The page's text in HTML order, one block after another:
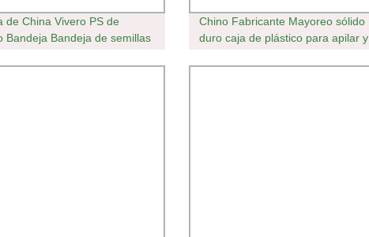
de China Vivero PS de
Bandeja Bandeja de semillas
de 1.1mm enchufe
Chino Fabricante Mayoreo sólido
duro caja de plástico para apilar y
tapa estachada